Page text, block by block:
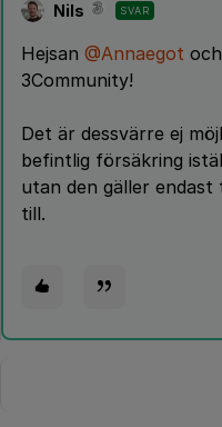
Nils SVAR
Hejsan @Annaegot
3Community!
Det är dessvärre ej
befintlig försäkring
utan den gäller endast
till.